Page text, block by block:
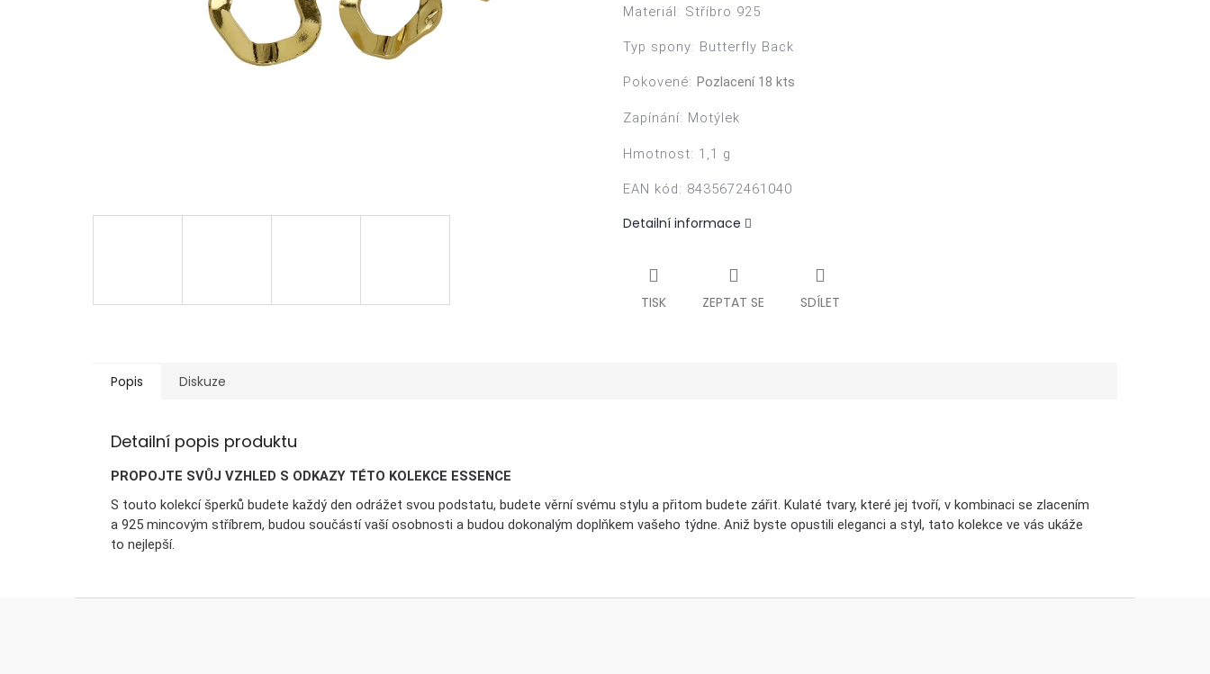
Materiál: Stříbro 925
Typ spony: Butterfly Back
Pokovené: Pozlacení 18 kts
Zapínání: Motýlek
Hmotnost: 1,1 g
EAN kód : 8435672461040
Detailní informace
TISK ZEPTAT SE SDÍLET
Popis Diskuze
Detailní popis produktu
PROPOJTE SVŮJ VZHLED S ODKAZY TÉTO KOLEKCE ESSENCE
S touto kolekcí šperků budete každý den odrážet svou podstatu, budete věrní svému stylu a přitom budete zářit. Kulaté tvary, které jej tvoří, v kombinaci se zlacením
a 925 mincovým stříbrem, budou součástí vaší osobnosti a budou dokonalým doplňkem vašeho týdne. Aniž byste opustili eleganci a styl, tato kolekce ve vás ukáže
to nejlepší.